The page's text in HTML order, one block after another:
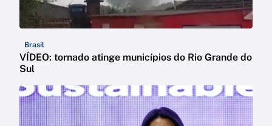
Brasil
VÍDEO: tornado atinge municípios do Rio Grande do
Sul